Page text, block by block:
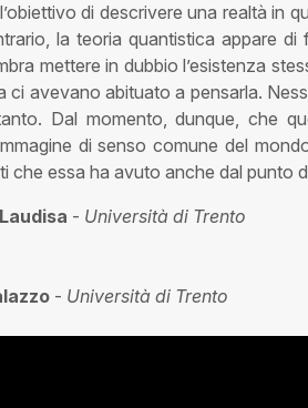
di descrivere una realtà in
la teoria quantistica appare
mettere in dubbio l’esistenza
ci avevano abituato a pensarla.
Dal momento, dunque, che
di senso comune del
che essa ha avuto anche dal punto
- Università di Trento
- Università di Trento